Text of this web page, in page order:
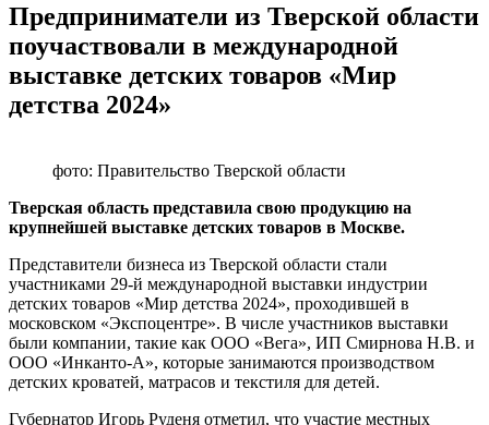
Предприниматели из Тверской области
поучаствовали в международной
выставке детских товаров «Мир
детства 2024»
фото: Правительство Тверской области
Тверская область представила свою продукцию на
крупнейшей выставке детских товаров в Москве.
Представители бизнеса из Тверской области стали
участниками 29-й международной выставки индустрии
детских товаров «Мир детства 2024», проходившей в
московском «Экспоцентре». В числе участников выставки
были компании, такие как ООО «Вега», ИП Смирнова Н.В. и
ООО «Инканто-А», которые занимаются производством
детских кроватей, матрасов и текстиля для детей.
Губернатор Игорь Руденя отметил, что участие местных